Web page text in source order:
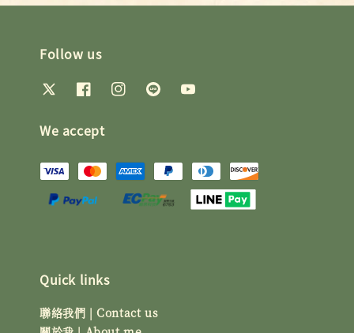
Follow us
We accept
Quick links
聯絡我們 | Contact us